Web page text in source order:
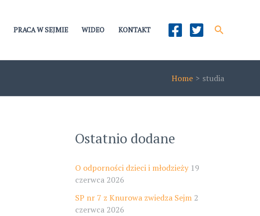
PRACA W SEJMIE WIDEO KONTAKT Szukaj
Home studia
Ostatnio dodane
O odporności dzieci i młodzieży 19
czerwca 2026
SP nr 7 z Knurowa zwiedza Sejm 2
czerwca 2026